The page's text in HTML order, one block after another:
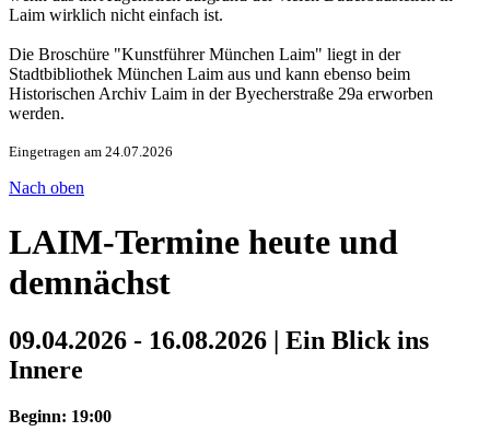
Laim wirklich nicht einfach ist.
Die Broschüre "Kunstführer München Laim" liegt in der
Stadtbibliothek München Laim aus und kann ebenso beim
Historischen Archiv Laim in der Byecherstraße 29a erworben
werden.
Eingetragen am 24.07.2026
Nach oben
LAIM-Termine heute und
demnächst
09.04.2026 - 16.08.2026 | Ein Blick ins
Innere
Beginn: 19:00